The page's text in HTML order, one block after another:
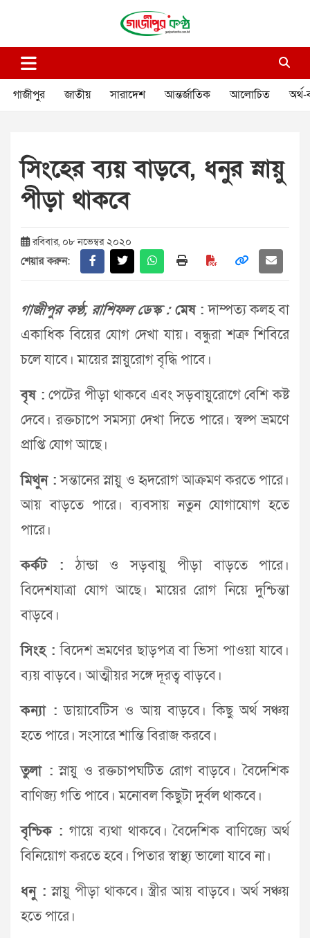
গাজীপুর কণ্ঠ
গাজীপুর জাতীয় সারাদেশ আন্তর্জাতিক আলোচিত অর্থ-
সিংহের ব্যয় বাড়বে, ধনুর স্নায়ু
পীড়া থাকবে
রবিবার, ০৮ নভেম্বর ২০২০
শেয়ার করুন:
গাজীপুর কণ্ঠ, রাশিফল ডেস্ক :মেষ : দাম্পত্য কলহ বা
একাধিক বিয়ের যোগ দেখা যায়। বন্ধুরা শত্রু শিবিরে
চলে যাবে। মায়ের স্নায়ুরোগ বৃদ্ধি পাবে।
বৃষ : পেটের পীড়া থাকবে এবং সড়বায়ুরোগে বেশি কষ্ট
দেবে। রক্তচাপে সমস্যা দেখা দিতে পারে। স্বল্প ভ্রমণে
প্রাপ্তি যোগ আছে।
মিথুন :সন্তানের স্নায়ু ও হৃদরোগ আক্রমণ করতে পারে।
আয় বাড়তে পারে। ব্যবসায় নতুন যোগাযোগ হতে
পারে।
কর্কট : ঠান্ডা ও সড়বায়ু পীড়া বাড়তে পারে।
বিদেশযাত্রা যোগ আছে। মায়ের রোগ নিয়ে দুশ্চিন্তা
বাড়বে।
সিংহ : বিদেশ ভ্রমণের ছাড়পত্র বা ভিসা পাওয়া যাবে।
ব্যয় বাড়বে। আত্মীয়র সঙ্গে দূরত্ব বাড়বে।
কন্যা : ডায়াবেটিস ও আয় বাড়বে। কিছু অর্থ সঞ্চয়
হতে পারে। সংসারে শান্তি বিরাজ করবে।
তুলা : স্নায়ু ও রক্তচাপঘটিত রোগ বাড়বে। বৈদেশিক
বাণিজ্য গতি পাবে। মনোবল কিছুটা দুর্বল থাকবে।
বৃশ্চিক : গায়ে ব্যথা থাকবে। বৈদেশিক বাণিজ্যে অর্থ
বিনিয়োগ করতে হবে। পিতার স্বাস্থ্য ভালো যাবে না।
ধনু : স্নায়ু পীড়া থাকবে। স্ত্রীর আয় বাড়বে। অর্থ সঞ্চয়
হতে পারে।